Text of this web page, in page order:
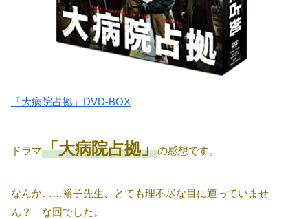
「大病院占拠」DVD-BOX
ドラマ「大病院占拠」の感想です。
なんか……裕子先生、とても理不尽な目に遭っていませ
ん？ な回でした。